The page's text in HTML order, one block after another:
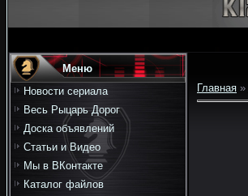
Меню
Новости сериала
Весь Рыцарь Дорог
Доска объявлений
Статьи и Видео
Мы в ВКонтакте
Каталог файлов
Главная »